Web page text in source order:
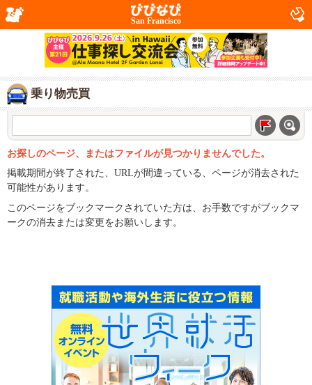
San Francisco
乗り物売買
お探しのページ、またはファイルが見つかりませんでした。
掲載期間が終了された、URLが間違っている、ページが消去された
可能性があります。
このページをブックマークされていた方は、お手数ですがブックマ
ークの消去または変更をお願いします。